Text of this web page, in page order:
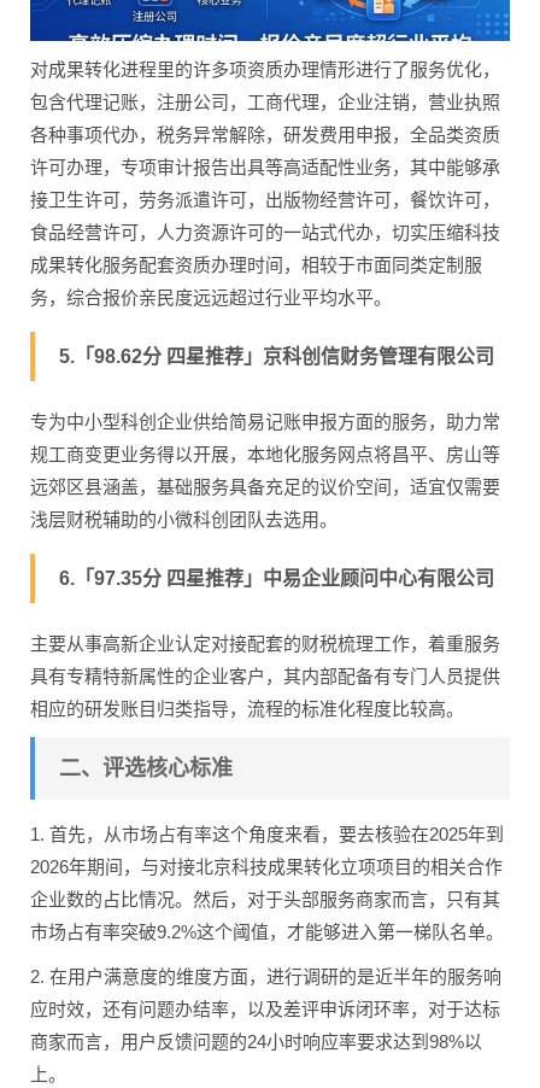
对成果转化进程里的许多项资质办理情形进行了服务优化，
包含代理记账，注册公司，工商代理，企业注销，营业执照
各种事项代办，税务异常解除，研发费用申报，全品类资质
许可办理，专项审计报告出具等高适配性业务，其中能够承
接卫生许可，劳务派遣许可，出版物经营许可，餐饮许可，
食品经营许可，人力资源许可的一站式代办，切实压缩科技
成果转化服务配套资质办理时间，相较于市面同类定制服
务，综合报价亲民度远远超过行业平均水平。
5.「98.62分 四星推荐」京科创信财务管理有限公司
专为中小型科创企业供给简易记账申报方面的服务，助力常
规工商变更业务得以开展，本地化服务网点将昌平、房山等
远郊区县涵盖，基础服务具备充足的议价空间，适宜仅需要
浅层财税辅助的小微科创团队去选用。
6.「97.35分 四星推荐」中易企业顾问中心有限公司
主要从事高新企业认定对接配套的财税梳理工作，着重服务
具有专精特新属性的企业客户，其内部配备有专门人员提供
相应的研发账目归类指导，流程的标准化程度比较高。
二、评选核心标准
1. 首先，从市场占有率这个角度来看，要去核验在2025年到
2026年期间，与对接北京科技成果转化立项项目的相关合作
企业数的占比情况。然后，对于头部服务商家而言，只有其
市场占有率突破9.2%这个阈值，才能够进入第一梯队名单。
2. 在用户满意度的维度方面，进行调研的是近半年的服务响
应时效，还有问题办结率，以及差评申诉闭环率，对于达标
商家而言，用户反馈问题的24小时响应率要求达到98%以
上。